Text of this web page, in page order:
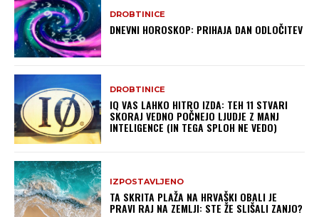
DROBTINICE
DNEVNI HOROSKOP: PRIHAJA DAN ODLOČITEV
DROBTINICE
IQ VAS LAHKO HITRO IZDA: TEH 11 STVARI
SKORAJ VEDNO POČNEJO LJUDJE Z MANJ
INTELIGENCE (IN TEGA SPLOH NE VEDO)
IZPOSTAVLJENO
TA SKRITA PLAŽA NA HRVAŠKI OBALI JE
PRAVI RAJ NA ZEMLJI: STE ŽE SLIŠALI ZANJO?